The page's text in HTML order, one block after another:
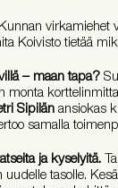
Kunnan virkamiehet
Koivisto tietää
– maan tapa?
monta
Sipilän ansiokas
samalla
ja kyselyitä.
tasolle.